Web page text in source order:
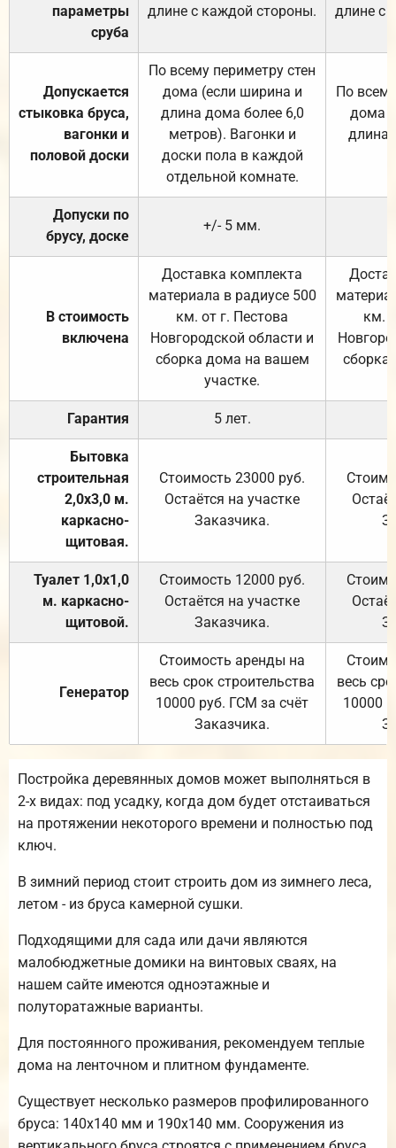
параметры
сруба
длине с каждой стороны.
длине с
Допускается
стыковка бруса,
вагонки и
половой доски
По всему периметру стен
дома (если ширина и
длина дома более 6,0
метров). Вагонки и
доски пола в каждой
отдельной комнате.
По
дома
длина
Допуски по
брусу, доске
+/- 5 мм.
В стоимость
включена
Доставка комплекта
материала в радиусе 500
км. от г. Пестова
Новгородской области и
сборка дома на вашем
участке.
км.
Гарантия 5 лет.
Бытовка
строительная
2,0х3,0 м.
каркасно-
щитовая.
Стоимость 23000 руб.
Остаётся на участке
Заказчика.
Туалет 1,0х1,0
м. каркасно-
щитовой.
Стоимость 12000 руб.
Остаётся на участке
Заказчика.
Генератор
Стоимость аренды на
весь срок строительства
10000 руб. ГСМ за счёт
Заказчика.
весь
10000
Постройка деревянных домов может выполняться в
2-х видах: под усадку, когда дом будет отстаиваться
на протяжении некоторого времени и полностью под
ключ.
В зимний период стоит строить дом из зимнего леса,
летом - из бруса камерной сушки.
Подходящими для сада или дачи являются
малобюджетные домики на винтовых сваях, на
нашем сайте имеются одноэтажные и
полуторатажные варианты.
Для постоянного проживания, рекомендуем теплые
дома на ленточном и плитном фундаменте.
Существует несколько размеров профилированного
бруса: 140х140 мм и 190х140 мм. Сооружения из